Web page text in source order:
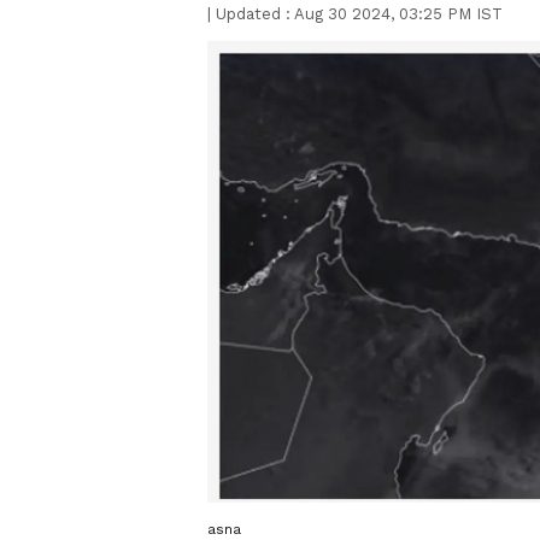
Updated : Aug 30 2024, 03:25 PM IST
asna